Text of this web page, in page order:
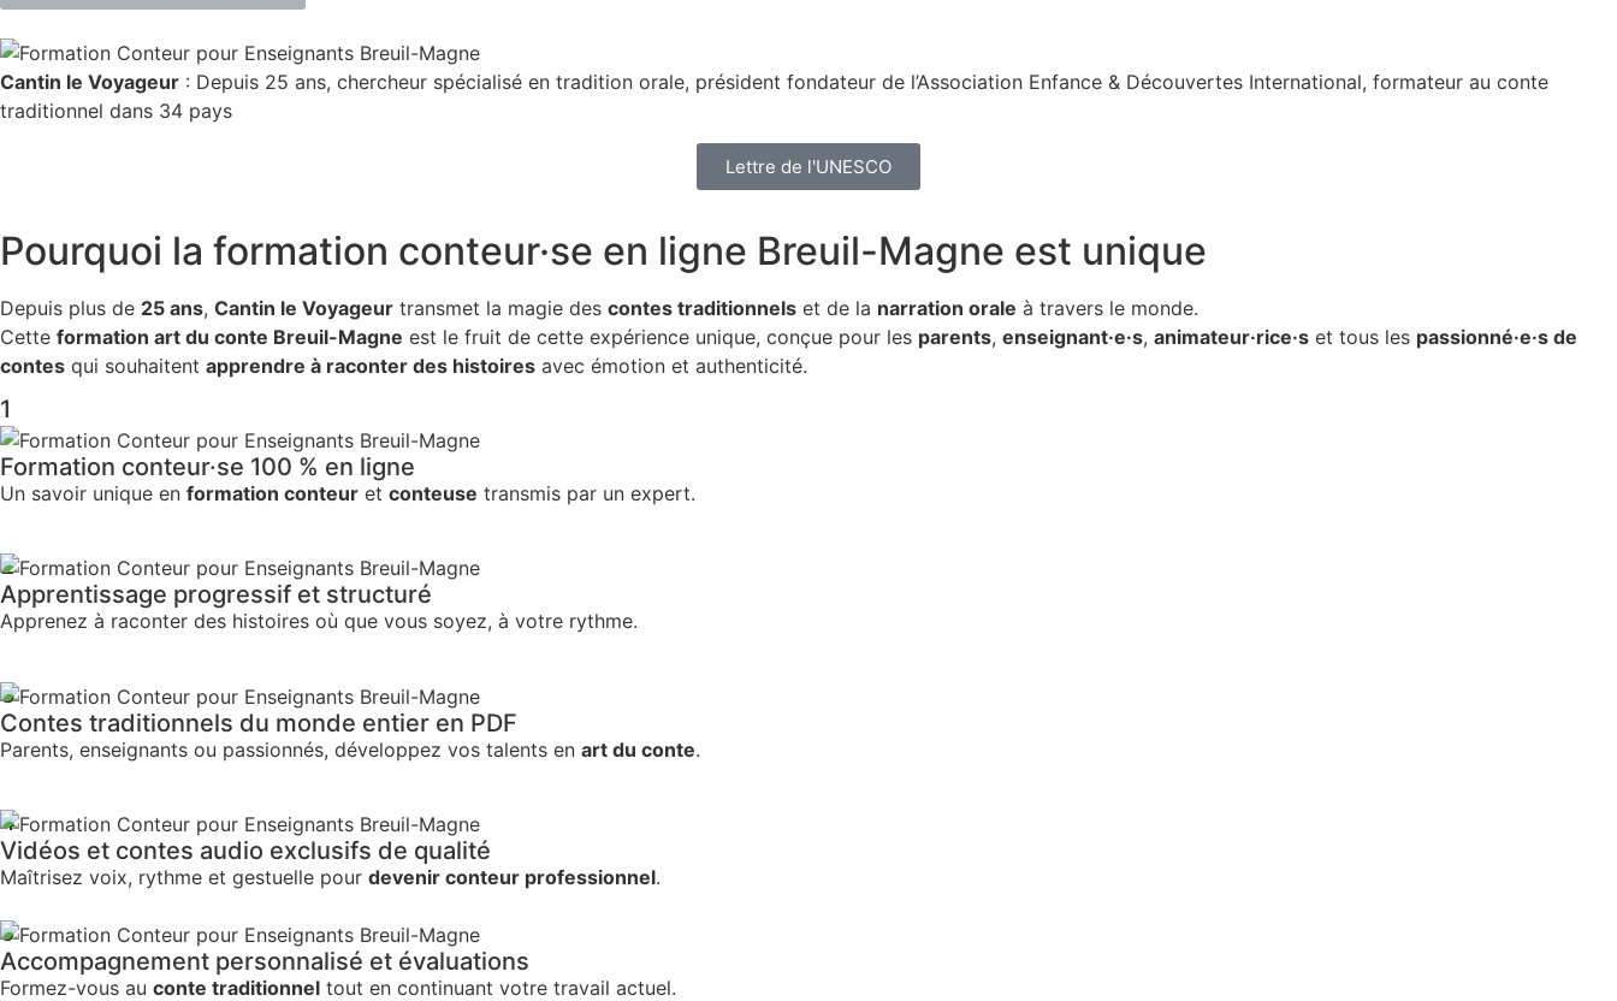
Cantin le Voyageur : Depuis 25 ans, chercheur spécialisé en tradition orale, président fondateur de l’Association Enfance & Découvertes International, formateur au conte
traditionnel dans 34 pays
Lettre de l'UNESCO
Pourquoi la formation conteur·se en ligne Breuil-Magne est unique
Depuis plus de 25 ans, Cantin le Voyageur transmet la magie des contes traditionnels et de la narration orale à travers le monde.
Cette formation art du conte Breuil-Magne est le fruit de cette expérience unique, conçue pour les parents, enseignant·e·s, animateur·rice·s et tous les passionné·e·s de
contes qui souhaitent apprendre à raconter des histoires avec émotion et authenticité.
1
Formation conteur·se 100 % en ligne
Un savoir unique en formation conteur et conteuse transmis par un expert.
2
Apprentissage progressif et structuré
Apprenez à raconter des histoires où que vous soyez, à votre rythme.
3
Contes traditionnels du monde entier en PDF
Parents, enseignants ou passionnés, développez vos talents en art du conte.
4
Vidéos et contes audio exclusifs de qualité
Maîtrisez voix, rythme et gestuelle pour devenir conteur professionnel.
5
Accompagnement personnalisé et évaluations
Formez-vous au conte traditionnel tout en continuant votre travail actuel.